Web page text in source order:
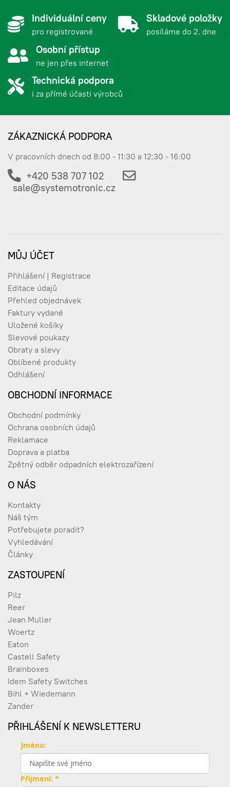
Individuální ceny
pro registrované
Skladové položky
posíláme do 2. dne
Osobní přístup
ne jen přes internet
Technická podpora
i za přímé účasti výrobců
ZÁKAZNICKÁ PODPORA
V pracovních dnech od 8:00 - 11:30 a 12:30 - 16:00
+420 538 707 102
sale@systemotronic.cz
MŮJ ÚČET
Přihlášení | Registrace
Editace údajů
Přehled objednávek
Faktury vydané
Uložené košíky
Slevové poukazy
Obraty a slevy
Oblíbené produkty
Odhlášení
OBCHODNÍ INFORMACE
Obchodní podmínky
Ochrana osobních údajů
Reklamace
Doprava a platba
Zpětný odběr odpadních elektrozařízení
O NÁS
Kontakty
Náš tým
Potřebujete poradit?
Vyhledávání
Články
ZASTOUPENÍ
Pilz
Reer
Jean Muller
Woertz
Eaton
Castell Safety
Brainboxes
Idem Safety Switches
Bihl + Wiedemann
Zander
PŘIHLÁŠENÍ K NEWSLETTERU
Jméno:
Přijmení: *